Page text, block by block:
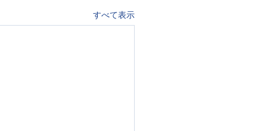
すべて表示